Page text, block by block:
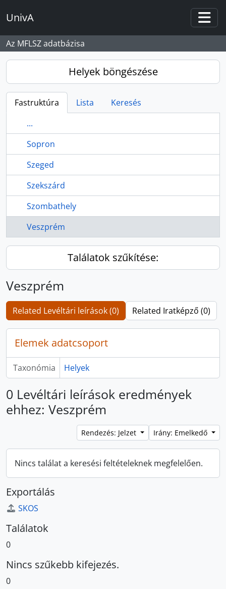
UnivA
Az MFLSZ adatbázisa
Helyek böngészése
Fastruktúra Lista
Keresés
...
Sopron
Szeged
Szekszárd
Szombathely
Veszprém
Találatok szűkítése:
Veszprém
Related Levéltári leírások (0) Related Iratképző (0)
Elemek adatcsoport
Taxonómia Helyek
0 Levéltári leírások eredmények
ehhez: Veszprém
Rendezés: Jelzet Irány: Emelkedő
Nincs találat a keresési feltételeknek megfelelően.
Exportálás
SKOS
Találatok
0
Nincs szűkebb kifejezés.
0